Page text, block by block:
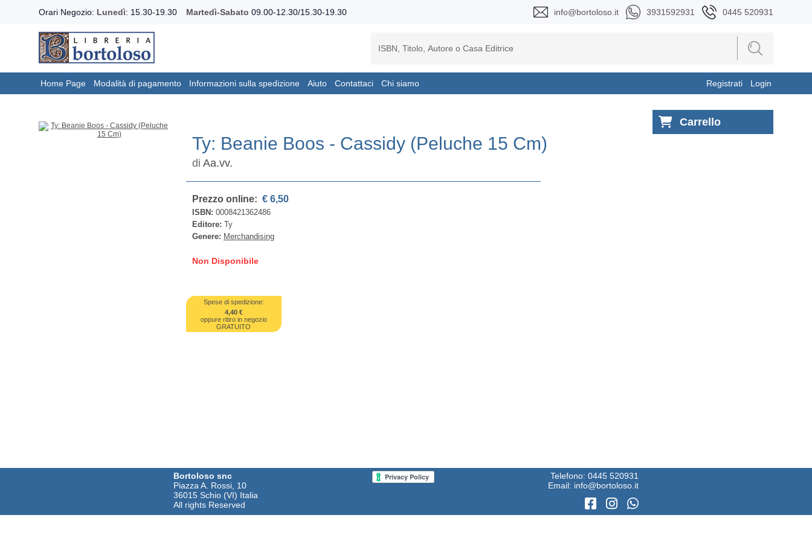
Orari Negozio: Lunedì: 15.30-19.30 Martedì-Sabato 09.00-12.30/15.30-19.30 info@bortoloso.it 3931592931 0445 520931
Home Page Modalità di pagamento Informazioni sulla spedizione Aiuto Contattaci Chi siamo Registrati Login
Ty: Beanie Boos - Cassidy (Peluche 15 Cm)
di Aa.vv.
Prezzo online: € 6,50
ISBN: 0008421362486
Editore: Ty
Genere: Merchandising
Non Disponibile
Spese di spedizione:
4,40 €
oppure ritiro in negozio
GRATUITO
Carrello
Bortoloso snc
Piazza A. Rossi, 10
36015 Schio (VI) Italia
All rights Reserved
Telefono: 0445 520931
Email: info@bortoloso.it